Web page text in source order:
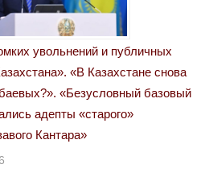
увольнений и публичных
«В Казахстане снова
«Безусловный базовый
адепты «старого»
Кантара»